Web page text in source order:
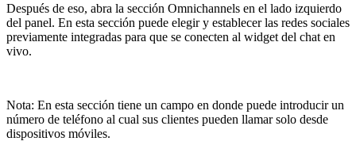
Después de eso, abra la sección Omnichannels en el lado izquierdo
del panel. En esta sección puede elegir y establecer las redes sociales
previamente integradas para que se conecten al widget del chat en
vivo.
Nota: En esta sección tiene un campo en donde puede introducir un
número de teléfono al cual sus clientes pueden llamar solo desde
dispositivos móviles.